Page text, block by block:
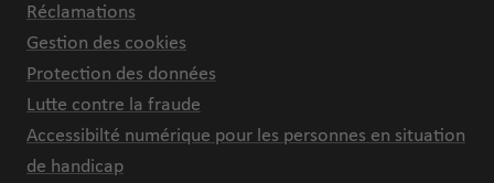
Réclamations
Gestion des cookies
Protection des données
Lutte contre la fraude
Accessibilté numérique pour les personnes en situation
de handicap